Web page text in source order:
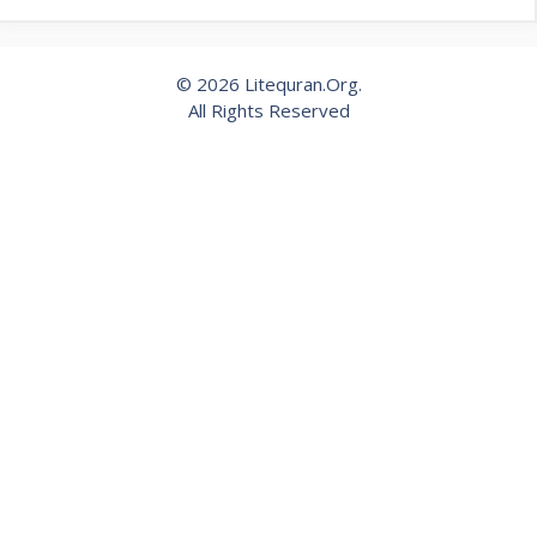
© 2026 Litequran.Org.
All Rights Reserved